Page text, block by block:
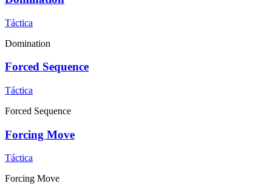
Táctica
Domination
Forced Sequence
Táctica
Forced Sequence
Forcing Move
Táctica
Forcing Move